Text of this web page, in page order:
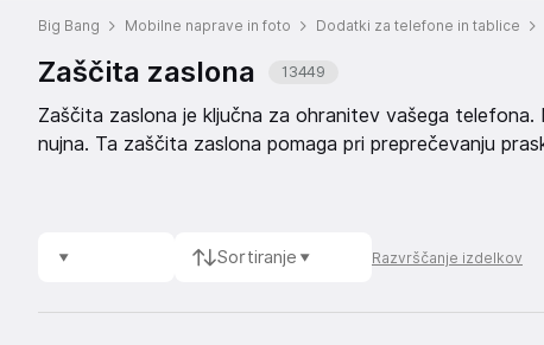
Big Bang Mobilne naprave in foto Dodatki za telefone in tablice
Zaščita zaslona 13449
Zaščita zaslona je ključna za ohranitev vašega
nujna. Ta zaščita zaslona pomaga pri preprečevanju
Sortiranje Razvrščanje izdelkov